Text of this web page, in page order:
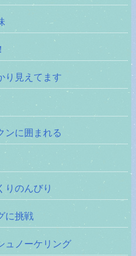
り見えてます
ンに囲まれる
りのんびり
に挑戦
ュノーケリング